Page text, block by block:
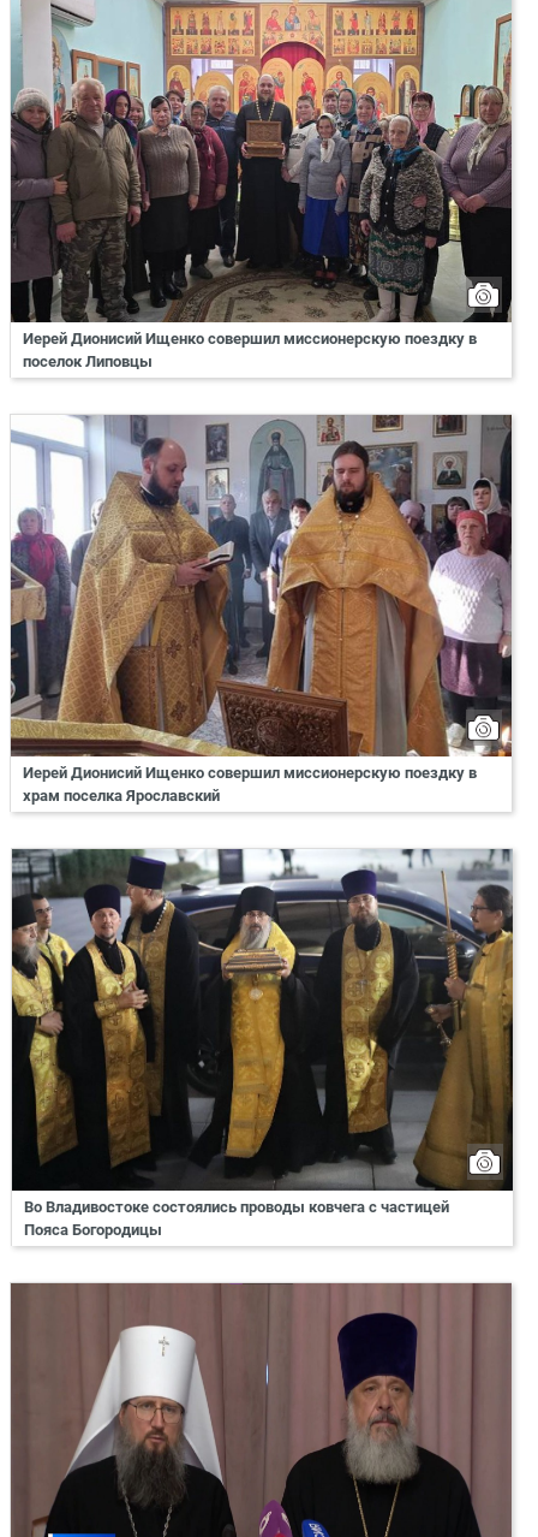
Иерей Дионисий Ищенко совершил миссионерскую поездку в
поселок Липовцы
Иерей Дионисий Ищенко совершил миссионерскую поездку в
храм поселка Ярославский
Во Владивостоке состоялись проводы ковчега с частицей
Пояса Богородицы